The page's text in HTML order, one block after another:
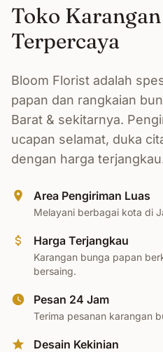
Toko
Terpercaya
Bloom Florist adalah
papan dan rangkaian
Barat & sekitarnya.
ucapan selamat, duka
dengan harga
Area Pengiriman Luas
Melayani berbagai kota di
Harga Terjangkau
Karangan bunga papan
bersaing.
Pesan 24 Jam
Terima pesanan karangan
Desain Kekinian